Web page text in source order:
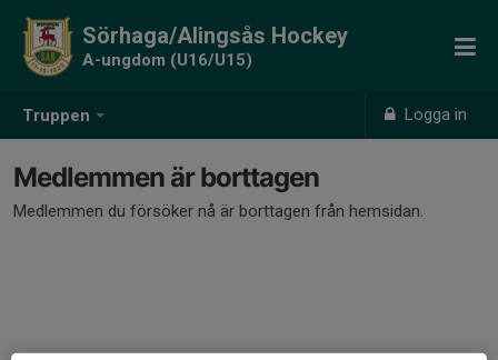
Truppen Logga in
Sörhaga/Alingsås Hockey
A-ungdom (U16/U15)
Medlemmen är borttagen
Medlemmen du försöker nå är borttagen från hemsidan.